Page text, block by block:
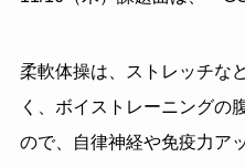
柔軟体操は、ストレッチな
く、ボイストレーニングの
ので、自律神経や免疫力ア